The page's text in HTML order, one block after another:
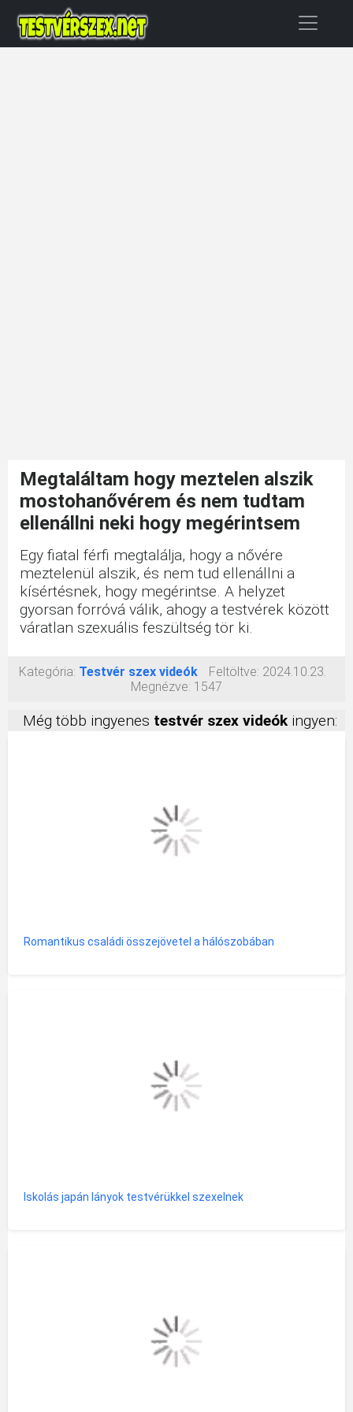
Megtaláltam hogy meztelen alszik
mostohanővérem és nem tudtam
ellenállni neki hogy megérintsem
Egy fiatal férfi megtalálja, hogy a nővére
meztelenül alszik, és nem tud ellenállni a
kísértésnek, hogy megérintse. A helyzet
gyorsan forróvá válik, ahogy a testvérek között
váratlan szexuális feszültség tör ki.
Kategória: Testvér szex videók Feltöltve: 2024.10.23.
Megnézve: 1547
Még több ingyenes testvér szex videókingyen:
Romantikus családi összejövetel a hálószobában
Iskolás japán lányok testvérükkel szexelnek